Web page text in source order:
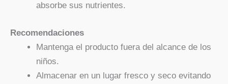
absorbe sus nutrientes.
Recomendaciones
Mantenga el producto fuera del alcance de los
niños.
Almacenar en un lugar fresco y seco evitando